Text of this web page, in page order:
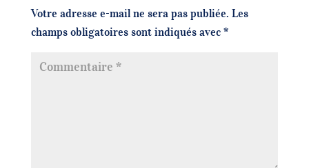
Votre adresse e-mail ne sera pas publiée. Les
champs obligatoires sont indiqués avec *